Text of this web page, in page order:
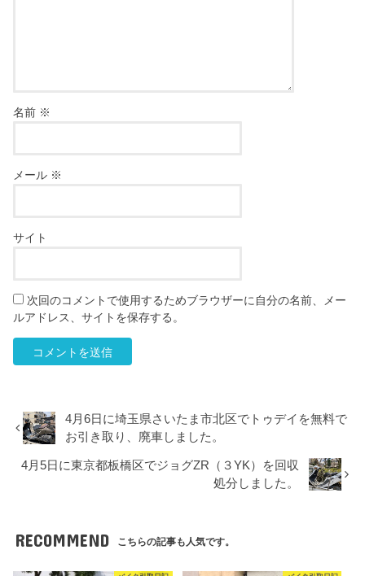
名前 ※
メール ※
サイト
次回のコメントで使用するためブラウザーに自分の名前、メー
ルアドレス、サイトを保存する。
4月6日に埼玉県さいたま市北区でトゥデイを無料で
お引き取り、廃車しました。
4月5日に東京都板橋区でジョグZR（３YK）を回収
処分しました。
RECOMMEND こちらの記事も人気です。